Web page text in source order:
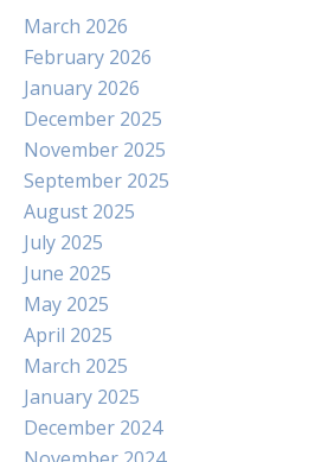
March 2026
February 2026
January 2026
December 2025
November 2025
September 2025
August 2025
July 2025
June 2025
May 2025
April 2025
March 2025
January 2025
December 2024